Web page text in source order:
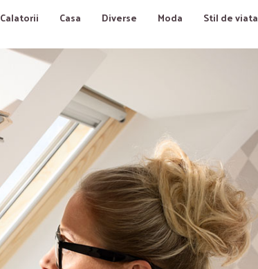
Calatorii Casa Diverse Moda Stil de viata